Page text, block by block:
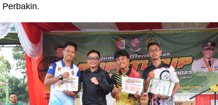
Perbakin.